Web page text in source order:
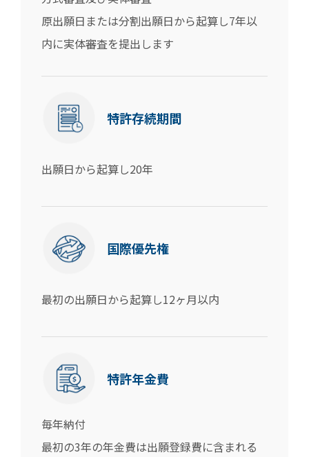
原出願日または分割出願日から起算し7年以
内に実体審査を提出します
特許存続期間
出願日から起算し20年
国際優先権
最初の出願日から起算し12ヶ月以内
特許年金費
毎年納付
最初の3年の年金費は出願登録費に含まれる